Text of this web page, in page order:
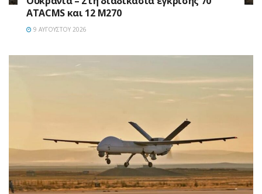
ATACMS και 12 M270
9 ΑΥΓΟΎΣΤΟΥ 2026